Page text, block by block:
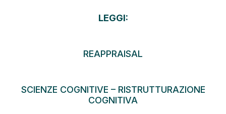
LEGGI:
REAPPRAISAL
SCIENZE COGNITIVE – RISTRUTTURAZIONE
COGNITIVA